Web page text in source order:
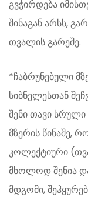
გვჭირდება
შინაგან არსს,
თვალის გარეშე.
*ჩაბრუნებული
სიბნელესთან
შენი თავი სრული
მზერის წინაშე,
კოლექტიური
მხოლოდ შენია და
მდგომი,